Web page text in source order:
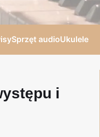
Sprzęt audioUkulele
i